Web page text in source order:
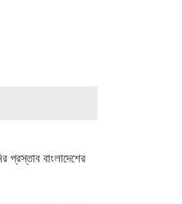
প্রস্তাব বাংলাদেশের